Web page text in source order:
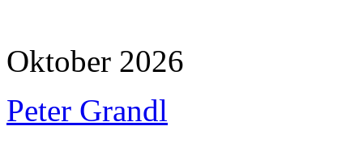
Oktober 2026
Peter Grandl